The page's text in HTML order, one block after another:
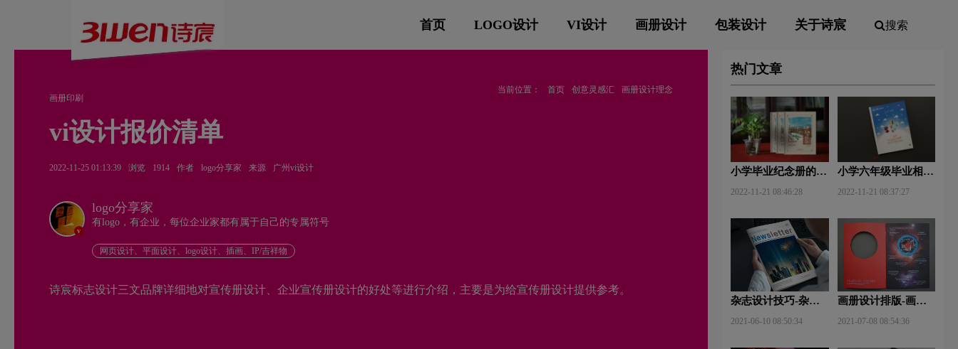
首页 LOGO设计 VI设计 画册设计 包装设计 关于诗宸 搜索
当前位置： 首页 创意灵感汇
画册设计理念
画册印刷
vi设计报价清单
2022-11-25 01:13:39 浏览 1914 作者 logo分享家 来源 广州vi设计
v
logo分享家
有logo，有企业，每位企业家都有属于自己的专属符号
网页设计、平面设计、logo设计、插画、IP/吉祥物
诗宸标志设计三文品牌详细地对宣传册设计、企业宣传册设计的好处等进行介绍，主要是为给宣传册设计提供参考。
热门文章
小学毕业纪念册的卷
2022-11-21 08:46:28
小学六年级毕业相册
2022-11-21 08:37:27
杂志设计技巧-杂志
手法？
2021-06-10 08:50:34
画册设计排版-画册
2021-07-08 08:54:36